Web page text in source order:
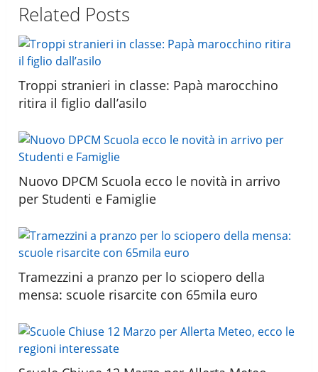
Related Posts
Troppi stranieri in classe: Papà marocchino
ritira il figlio dall’asilo
Nuovo DPCM Scuola ecco le novità in arrivo
per Studenti e Famiglie
Tramezzini a pranzo per lo sciopero della
mensa: scuole risarcite con 65mila euro